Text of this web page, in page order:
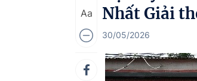
Aa
Nhất Giải
30/05/2026